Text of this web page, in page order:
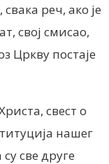
реч, ако је
свој смисао,
Цркву постаје
свест о
нашег
све друге